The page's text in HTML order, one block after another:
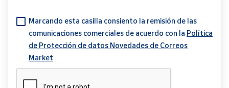
Marcando esta casilla consiento la remisión de las
comunicaciones comerciales de acuerdo con la Política
de Protección de datos Novedades de Correos
Market